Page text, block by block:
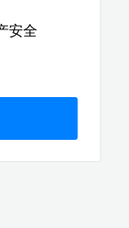
安全